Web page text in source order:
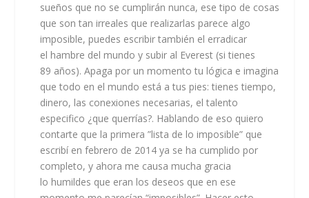
sueños que no se cumplirán nunca, ese tipo de cosas
que son tan irreales que realizarlas parece algo
imposible, puedes escribir también el erradicar
el hambre del mundo y subir al Everest (si tienes
89 años). Apaga por un momento tu lógica e imagina
que todo en el mundo está a tus pies: tienes tiempo,
dinero, las conexiones necesarias, el talento
especifico ¿que querrías?. Hablando de eso quiero
contarte que la primera ”lista de lo imposible” que
escribí en febrero de 2014 ya se ha cumplido por
completo, y ahora me causa mucha gracia
lo humildes que eran los deseos que en ese